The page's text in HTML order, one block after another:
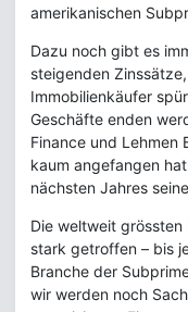
amerikanischen
Dazu noch gibt es
steigenden
Immobilienkäufer
Geschäfte enden
Finance und Lehmen
kaum angefangen
nächsten Jahres
Die weltweit
stark getroffen – bis
Branche der
wir werden noch